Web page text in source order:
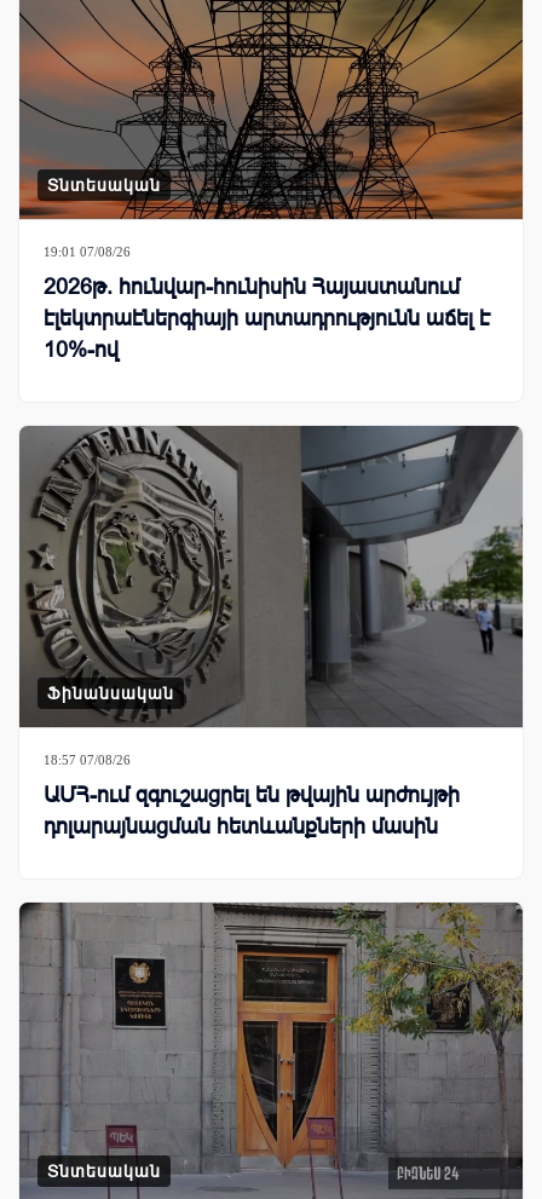
Տնտեսական
19:01 07/08/26
2026թ. հունվար-հունիսին Հայաստանում
էլեկտրաէներգիայի արտադրությունն աճել է
10%-ով
Ֆինանսական
18:57 07/08/26
ԱՄՀ-ում զգուշացրել են թվային արժույթի
դոլարայնացման հետևանքների մասին
Տնտեսական